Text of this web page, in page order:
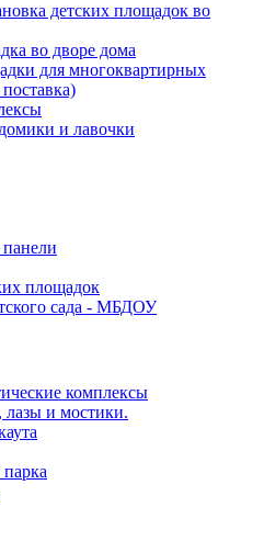
детских площадок во
во дворе дома
для многоквартирных
и лавочки
площадок
сада - МБДОУ
комплексы
и мостики.